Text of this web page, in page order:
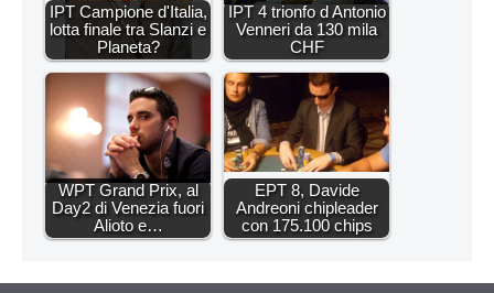
IPT Campione d'Italia,
lotta finale tra Slanzi e
Planeta?
IPT 4 trionfo d Antonio
Venneri da 130 mila
CHF
WPT Grand Prix, al
Day2 di Venezia fuori
Alioto e…
EPT 8, Davide
Andreoni chipleader
con 175.100 chips